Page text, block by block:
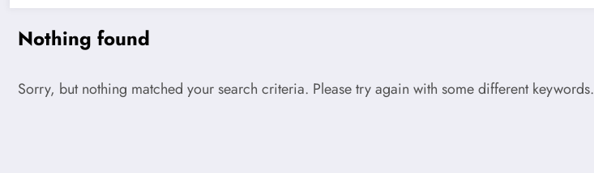
Nothing found
Sorry, but nothing matched your search criteria. Please try again with some different keywords.